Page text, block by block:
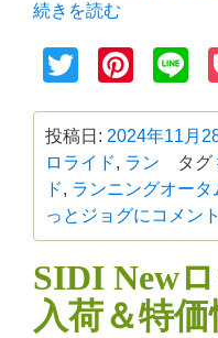
続きを読む
Twitter
投稿日: 2024年11月
ロライド, ラン タグ
ド, ランニングオータ
っとジョグに コメント
SIDI New
入荷＆特価